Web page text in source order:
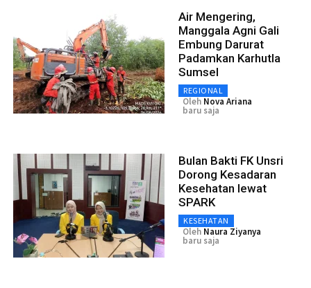
Air Mengering,
Manggala Agni Gali
Embung Darurat
Padamkan Karhutla
Sumsel
REGIONAL
Oleh Nova Ariana
baru saja
Bulan Bakti FK Unsri
Dorong Kesadaran
Kesehatan lewat
SPARK
KESEHATAN
Oleh Naura Ziyanya
baru saja